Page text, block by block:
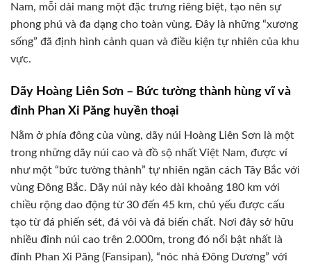
Nam, mỗi dải mang một đặc trưng riêng biệt, tạo nên sự
phong phú và đa dạng cho toàn vùng. Đây là những “xương
sống” đã định hình cảnh quan và điều kiện tự nhiên của khu
vực.
Dãy Hoàng Liên Sơn – Bức tường thành hùng vĩ và
đỉnh Phan Xi Păng huyền thoại
Nằm ở phía đông của vùng, dãy núi Hoàng Liên Sơn là một
trong những dãy núi cao và đồ sộ nhất Việt Nam, được ví
như một “bức tường thành” tự nhiên ngăn cách Tây Bắc với
vùng Đông Bắc. Dãy núi này kéo dài khoảng 180 km với
chiều rộng dao động từ 30 đến 45 km, chủ yếu được cấu
tạo từ đá phiến sét, đá vôi và đá biến chất. Nơi đây sở hữu
nhiều đỉnh núi cao trên 2.000m, trong đó nổi bật nhất là
đỉnh Phan Xi Păng (Fansipan), “nóc nhà Đông Dương” với